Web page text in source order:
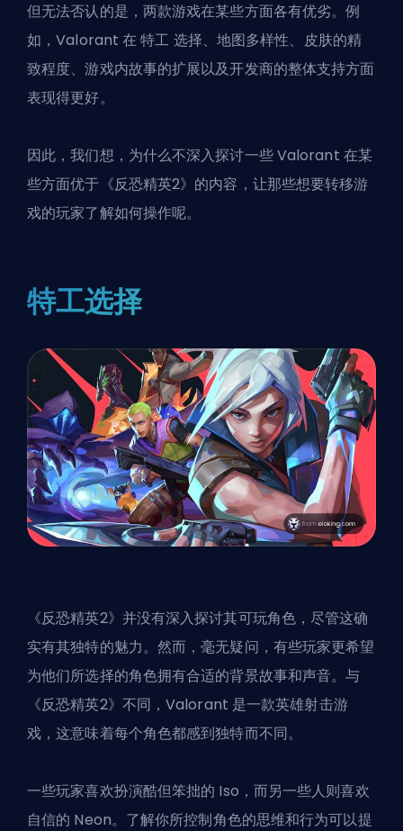
但无法否认的是，两款游戏在某些方面各有优劣。例
如，Valorant在特工 选择、地图多样性、皮肤的精
致程度、游戏内故事的扩展以及开发商的整体支持方面
表现得更好。
因此，我们想，为什么不深入探讨一些 Valorant 在某
些方面优于《反恐精英2》的内容，让那些想要转移游
戏的玩家了解如何操作呢。
特工选择
《反恐精英2》并没有深入探讨其可玩角色，尽管这确
实有其独特的魅力。然而，毫无疑问，有些玩家更希望
为他们所选择的角色拥有合适的背景故事和声音。与
《反恐精英2》不同，Valorant 是一款英雄射击游
戏，这意味着每个角色都感到独特而不同。
一些玩家喜欢扮演酷但笨拙的 Iso，而另一些人则喜欢
自信的 Neon。了解你所控制角色的思维和行为可以提